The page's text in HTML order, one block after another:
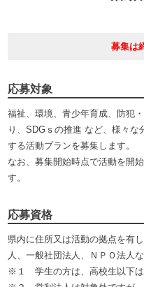
募集は
応募対象
福祉、環境、青少年育成、防犯
り、SDGｓの推進 など、様々な
する活動プランを募集します。
なお、募集開始時点で活動を開
す。
応募資格
県内に住所又は活動の拠点を有
人、一般社団法人、ＮＰＯ法人な
※１ 学生の方は、高校生以下は